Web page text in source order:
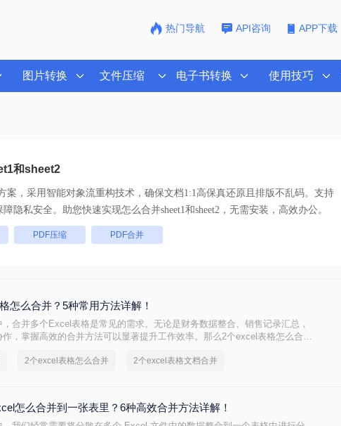
热门导航 API咨询 APP下载
图片转换 文件压缩 电子书转换 使用技巧
和sheet2
案，采用智能对象流重构技术，确保文档1:1高保真还原且排版不乱码。支持
加密保障隐私安全。助您快速实现怎么合并sheet1和sheet2 ，无需安装，高效办公。
PDF压缩 PDF合并
怎么合并？5种常用方法详解！
合并多个Excel表格是常见的需求。无论是财务数据整合、销售记录汇总，
，掌握高效的合并方法可以显著提升工作效率。那么2个excel表格怎么合并
2个excel表格怎么合并 2个excel表格文档合并
怎么合并到一张表里？6种高效合并方法详解！